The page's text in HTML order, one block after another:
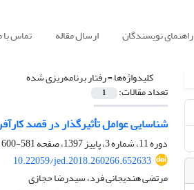
راهنمای نویسندگان ارسال مقاله تماس با
کلیدواژه‌ها =رفتار برنامه‌ریزی شده
تعداد مقالات: 1
شناسایی عوامل تأثیرگذار در قصد
دوره 11، شماره 3، پاییز 1397، صفحه
581-600
10.22059/jed.2018.260266.652633
مرتضی هندیجانی فرد، سیدرضا حجازی